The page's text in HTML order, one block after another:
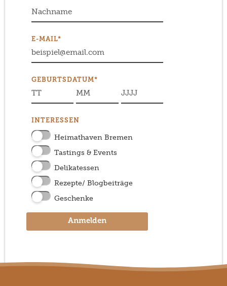
E-MAIL*
GEBURTSDATUM*
INTERESSEN
Heimathaven Bremen
Tastings & Events
Delikatessen
Rezepte/ Blogbeiträge
Geschenke
Anmelden